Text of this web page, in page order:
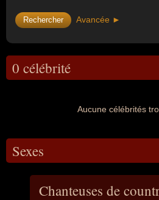
Avancée ►
0 célébrité
Aucune célébrités
Sexes
Chanteuses de